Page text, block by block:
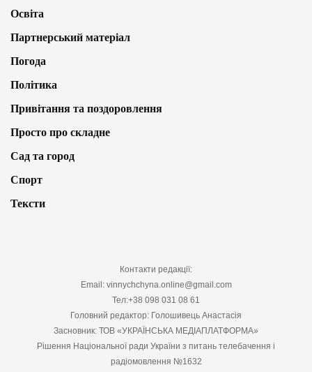
Освіта
Партнерський матеріал
Погода
Політика
Привітання та поздоровлення
Просто про складне
Сад та город
Спорт
Тексти
Контакти редакції:
Email: vinnychchyna.online@gmail.com
Тел:+38 098 031 08 61
Головний редактор: Голошивець Анастасія
Засновник: ТОВ «УКРАЇНСЬКА МЕДІАПЛАТФОРМА»
Рішення Національної ради України з питань телебачення і
радіомовлення №1632